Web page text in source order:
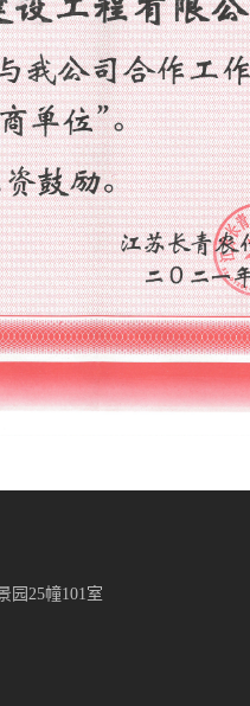
园25幢101室